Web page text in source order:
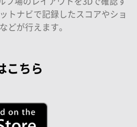
トナビで記録したスコアやショ
どが行えます。
こちら